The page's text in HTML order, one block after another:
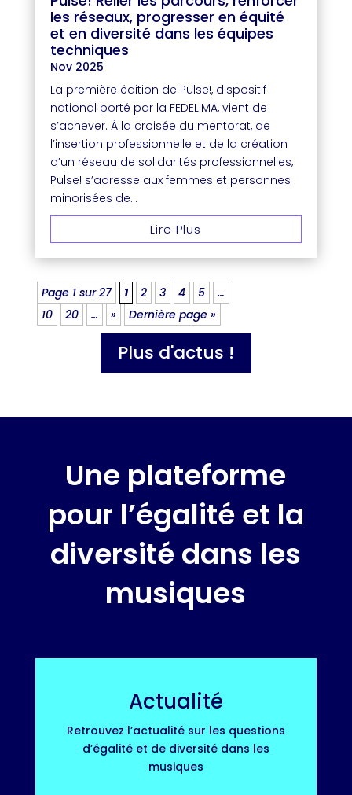
les réseaux, progresser en équité
et en diversité dans les équipes
techniques
Nov 2025
La première édition de Pulse!, dispositif
national porté par la FEDELIMA, vient de
s’achever. À la croisée du mentorat, de
l’insertion professionnelle et de la création
d’un réseau de solidarités professionnelles,
Pulse! s’adresse aux femmes et personnes
minorisées de...
Lire Plus
Page 1 sur 27 1 2 3 4 5
…
10
20 … » Dernière page »
Plus d'actus !
Une plateforme
pour l’égalité et la
diversité dans les
musiques
Actualité
Retrouvez l’actualité sur les questions
d’égalité et de diversité dans les
musiques